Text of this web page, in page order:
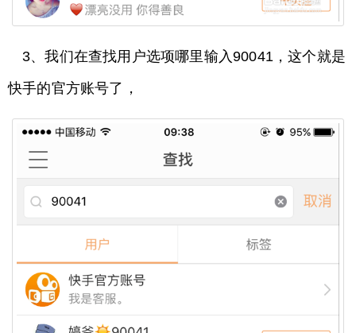
3、我们在查找用户选项哪里输入90041，这个就是
快手的官方账号了，